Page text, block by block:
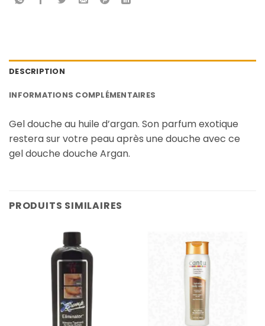
DESCRIPTION
INFORMATIONS COMPLÉMENTAIRES
Gel douche au huile d’argan. Son parfum exotique
restera sur votre peau après une douche avec ce
gel douche douche Argan.
PRODUITS SIMILAIRES